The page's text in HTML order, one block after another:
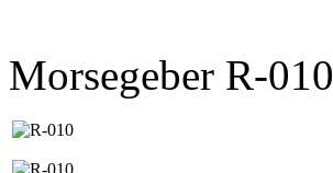
Morsegeber R-010